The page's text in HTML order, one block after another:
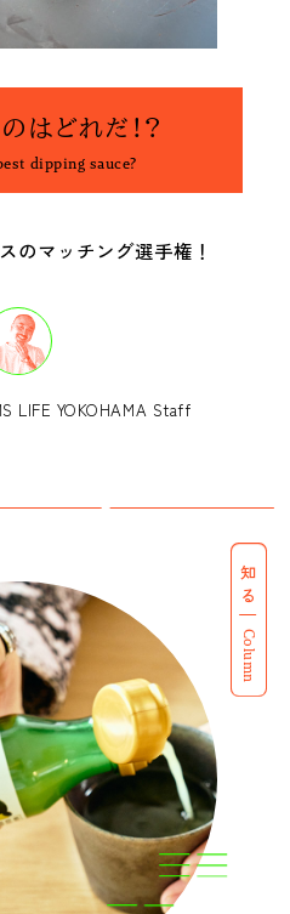
はどれだ!?
dipping sauce?
のマッチング選手権！
LIFE YOKOHAMA Staff
知る
Column